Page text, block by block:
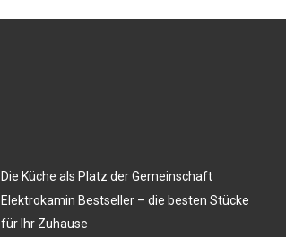
Die Küche als Platz der Gemeinschaft
Elektrokamin Bestseller – die besten Stücke
für Ihr Zuhause